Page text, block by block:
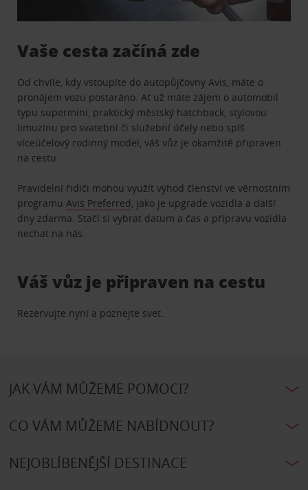
Vaše cesta začíná zde
Od chvíle, kdy vstoupíte do autopůjčovny Avis, máte o
pronájem vozu postaráno. Ať už máte zájem o automobil
typu supermini, praktický městský hatchback, stylovou
limuzínu pro svatební či služební účely nebo spíš
víceúčelový rodinný model, váš vůz je okamžitě připraven
na cestu.
Pravidelní řidiči mohou využít výhod členství ve věrnostním
programuAvis Preferred, jako je upgrade vozidla a další
dny zdarma. Stačí si vybrat datum a čas a přípravu vozidla
nechat na nás.
Váš vůz je připraven na cestu
Rezervujte nyní a poznejte svet.
JAK VÁM MŮŽEME POMOCI?
CO VÁM MŮŽEME NABÍDNOUT?
NEJOBLÍBENĚJŠÍ DESTINACE